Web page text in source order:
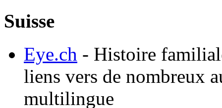
Suisse
Eye.ch - Histoire
liens vers de nombreux
multilingue